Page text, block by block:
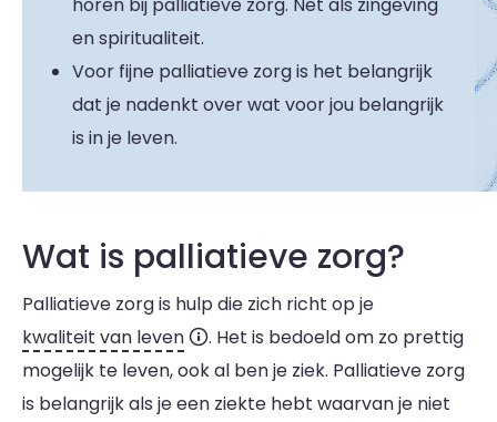
en spiritualiteit.
Voor fijne palliatieve zorg is het belangrijk
dat je nadenkt over wat voor jou belangrijk
is in je leven.
Wat is palliatieve zorg?
Palliatieve zorg is hulp die zich richt op je
kwaliteit van leven
. Het is bedoeld om zo prettig
mogelijk te leven, ook al ben je ziek. Palliatieve zorg
is belangrijk als je een ziekte hebt waarvan je niet